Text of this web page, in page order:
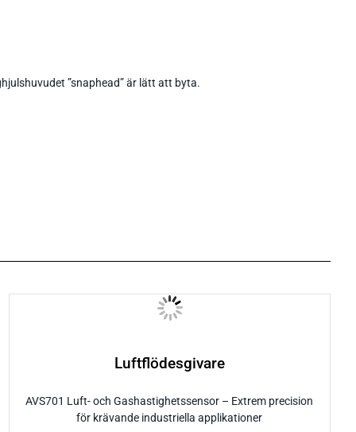
”snaphead” är lätt att byta.
Luftflödesgivare
AVS701 Luft- och Gashastighetssensor – Extrem precision
för krävande industriella applikationer